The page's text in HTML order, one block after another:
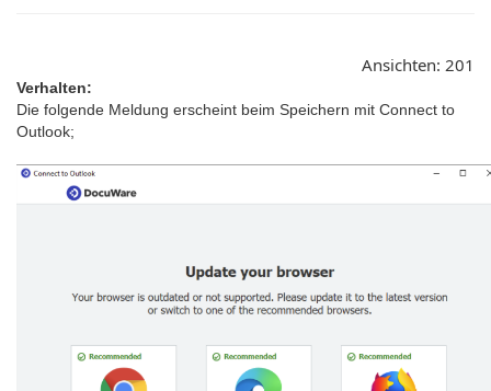
Ansichten: 201
Verhalten:
Die folgende Meldung erscheint beim Speichern mit Connect to
Outlook;